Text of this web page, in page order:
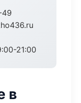
21:00
в